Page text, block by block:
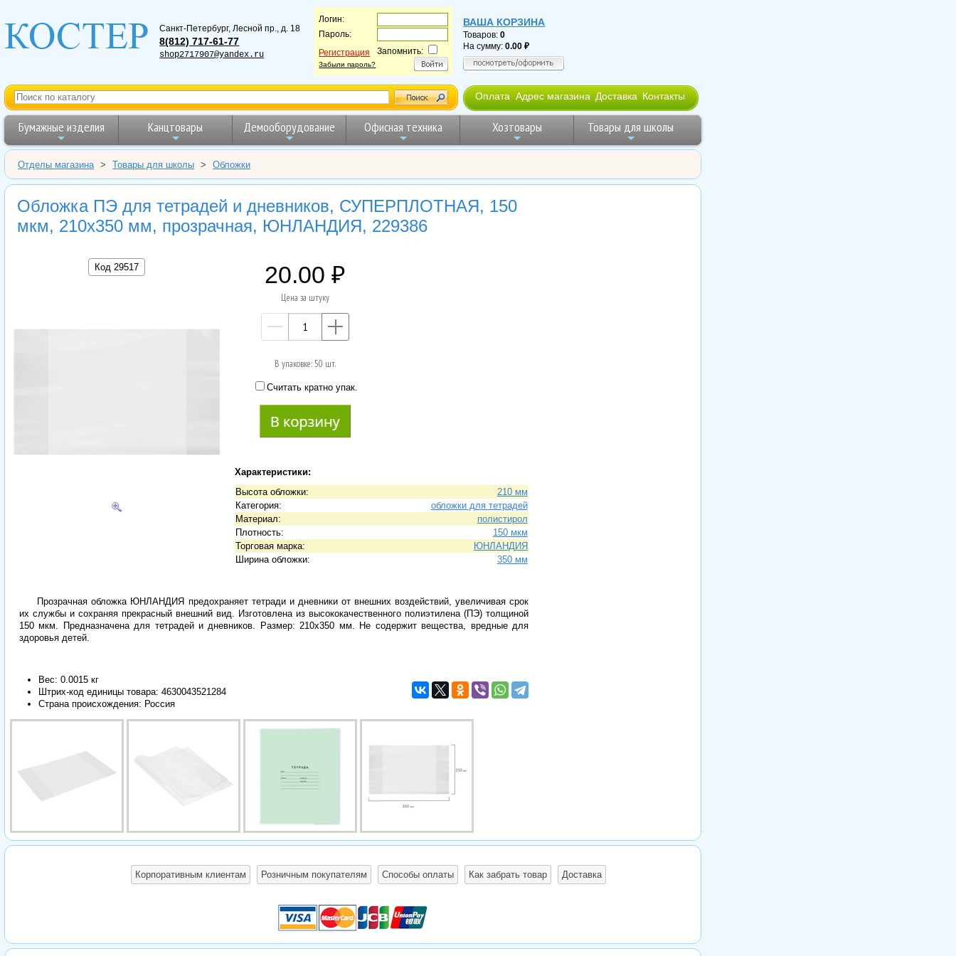
Санкт-Петербург, Лесной пр., д. 18
8(812) 717-61-77
shop2717907@yandex.ru
Логин:
Пароль:
Регистрация
Забыли пароль?
Запомнить:
ВАША КОРЗИНА
Товаров:0
На сумму:0.00
Оплата Адрес магазина Доставка Контакты
Бумажные изделия Канцтовары Демооборудование Офисная техника Хозтовары Товары для школы
Отделы магазина > Товары для школы > Обложки
Обложка ПЭ для тетрадей и дневников, СУПЕРПЛОТНАЯ, 150
мкм, 210х350 мм, прозрачная, ЮНЛАНДИЯ, 229386
Код 29517 20.00
Цена за штуку
—
В упаковке: 50 шт.
Считать кратно упак.
Характеристики:
Высота обложки:
210 мм
Категория:
обложки для тетрадей
Материал:
полистирол
Плотность:
150 мкм
Торговая марка:
ЮНЛАНДИЯ
Ширина обложки:
350 мм
Прозрачная обложка ЮНЛАНДИЯ предохраняет тетради и дневники от внешних воздействий, увеличивая срок
их службы и сохраняя прекрасный внешний вид. Изготовлена из высококачественного полиэтилена (ПЭ) толщиной
150 мкм. Предназначена для тетрадей и дневников. Размер: 210х350 мм. Не содержит вещества, вредные для
здоровья детей.
Вес: 0.0015 кг
Штрих-код единицы товара: 4630043521284
Страна происхождения: Россия
Корпоративным клиентам Розничным покупателям Способы оплаты Как забрать товар Доставка